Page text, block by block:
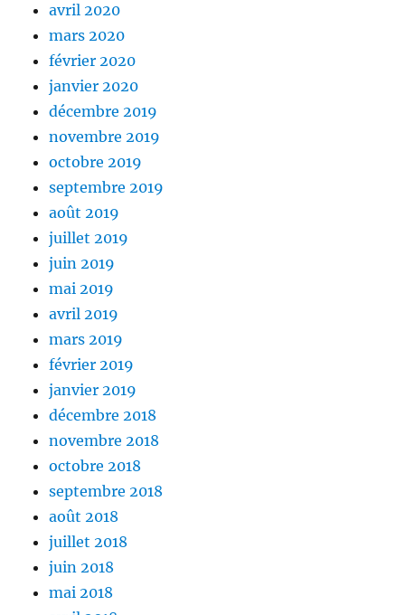
avril 2020
mars 2020
février 2020
janvier 2020
décembre 2019
novembre 2019
octobre 2019
septembre 2019
août 2019
juillet 2019
juin 2019
mai 2019
avril 2019
mars 2019
février 2019
janvier 2019
décembre 2018
novembre 2018
octobre 2018
septembre 2018
août 2018
juillet 2018
juin 2018
mai 2018